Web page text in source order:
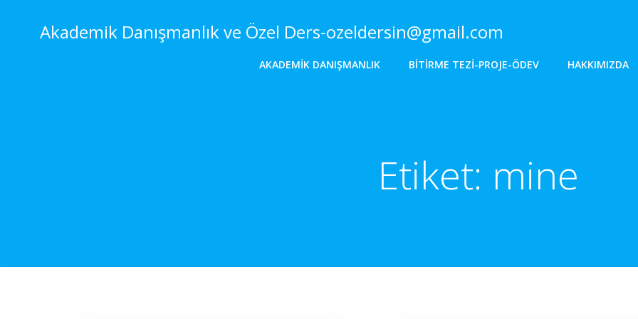
Akademik Danışmanlık ve Özel Ders-ozeldersin@gmail.com
AKADEMIK DANIŞMANLIK BITIRME TEZI-PROJE-ÖDEV HAKKIMIZDA
Etiket: mine